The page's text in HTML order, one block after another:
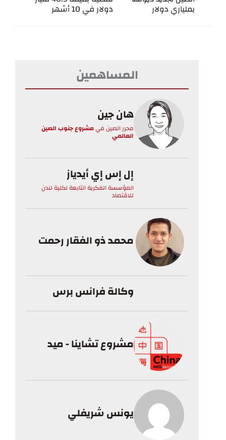
بملياري دولار دولار في 10 أشهر
المساهمين
هان جين
محرر الصينفيمشروع جنوب الصين
العالمي
إل إس إي أيدياز
المؤسسة الفكرية التابعة لكلية لندن
للاقتصاد
محمد ذو الفقار رحمت
وكالة فرانس برس
مشروع تشاينا - ميد
يونس شريفلي